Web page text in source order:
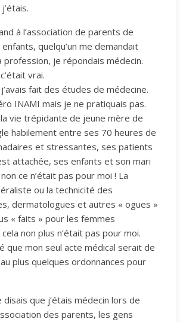
à l’association de parents de
enfants, quelqu’un me demandait
profession, je répondais médecin.
vrai.
fait des études de médecine.
INAMI mais je ne pratiquais pas.
vie trépidante de jeune mère de
habilement entre ses 70 heures de
et stressantes, ses patients
attachée, ses enfants et son mari
ce n’était pas pour moi ! La
ou la technicité des
dermatologues et autres « ogues »
« faits » pour les femmes
non plus n’était pas pour moi.
que mon seul acte médical serait de
plus quelques ordonnances pour
disais que j’étais médecin lors de
des parents, les gens